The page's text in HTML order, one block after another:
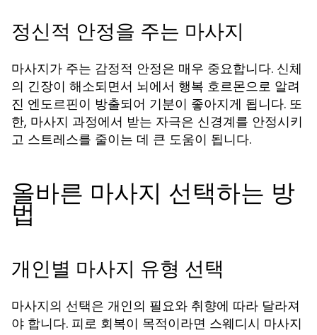
정신적 안정을 주는 마사지
마사지가 주는 감정적 안정은 매우 중요합니다. 신체
의 긴장이 해소되면서 뇌에서 행복 호르몬으로 알려
진 엔도르핀이 방출되어 기분이 좋아지게 됩니다. 또
한, 마사지 과정에서 받는 자극은 신경계를 안정시키
고 스트레스를 줄이는 데 큰 도움이 됩니다.
올바른 마사지 선택하는 방
법
개인별 마사지 유형 선택
마사지의 선택은 개인의 필요와 취향에 따라 달라져
야 합니다. 피로 회복이 목적이라면 스웨디시 마사지